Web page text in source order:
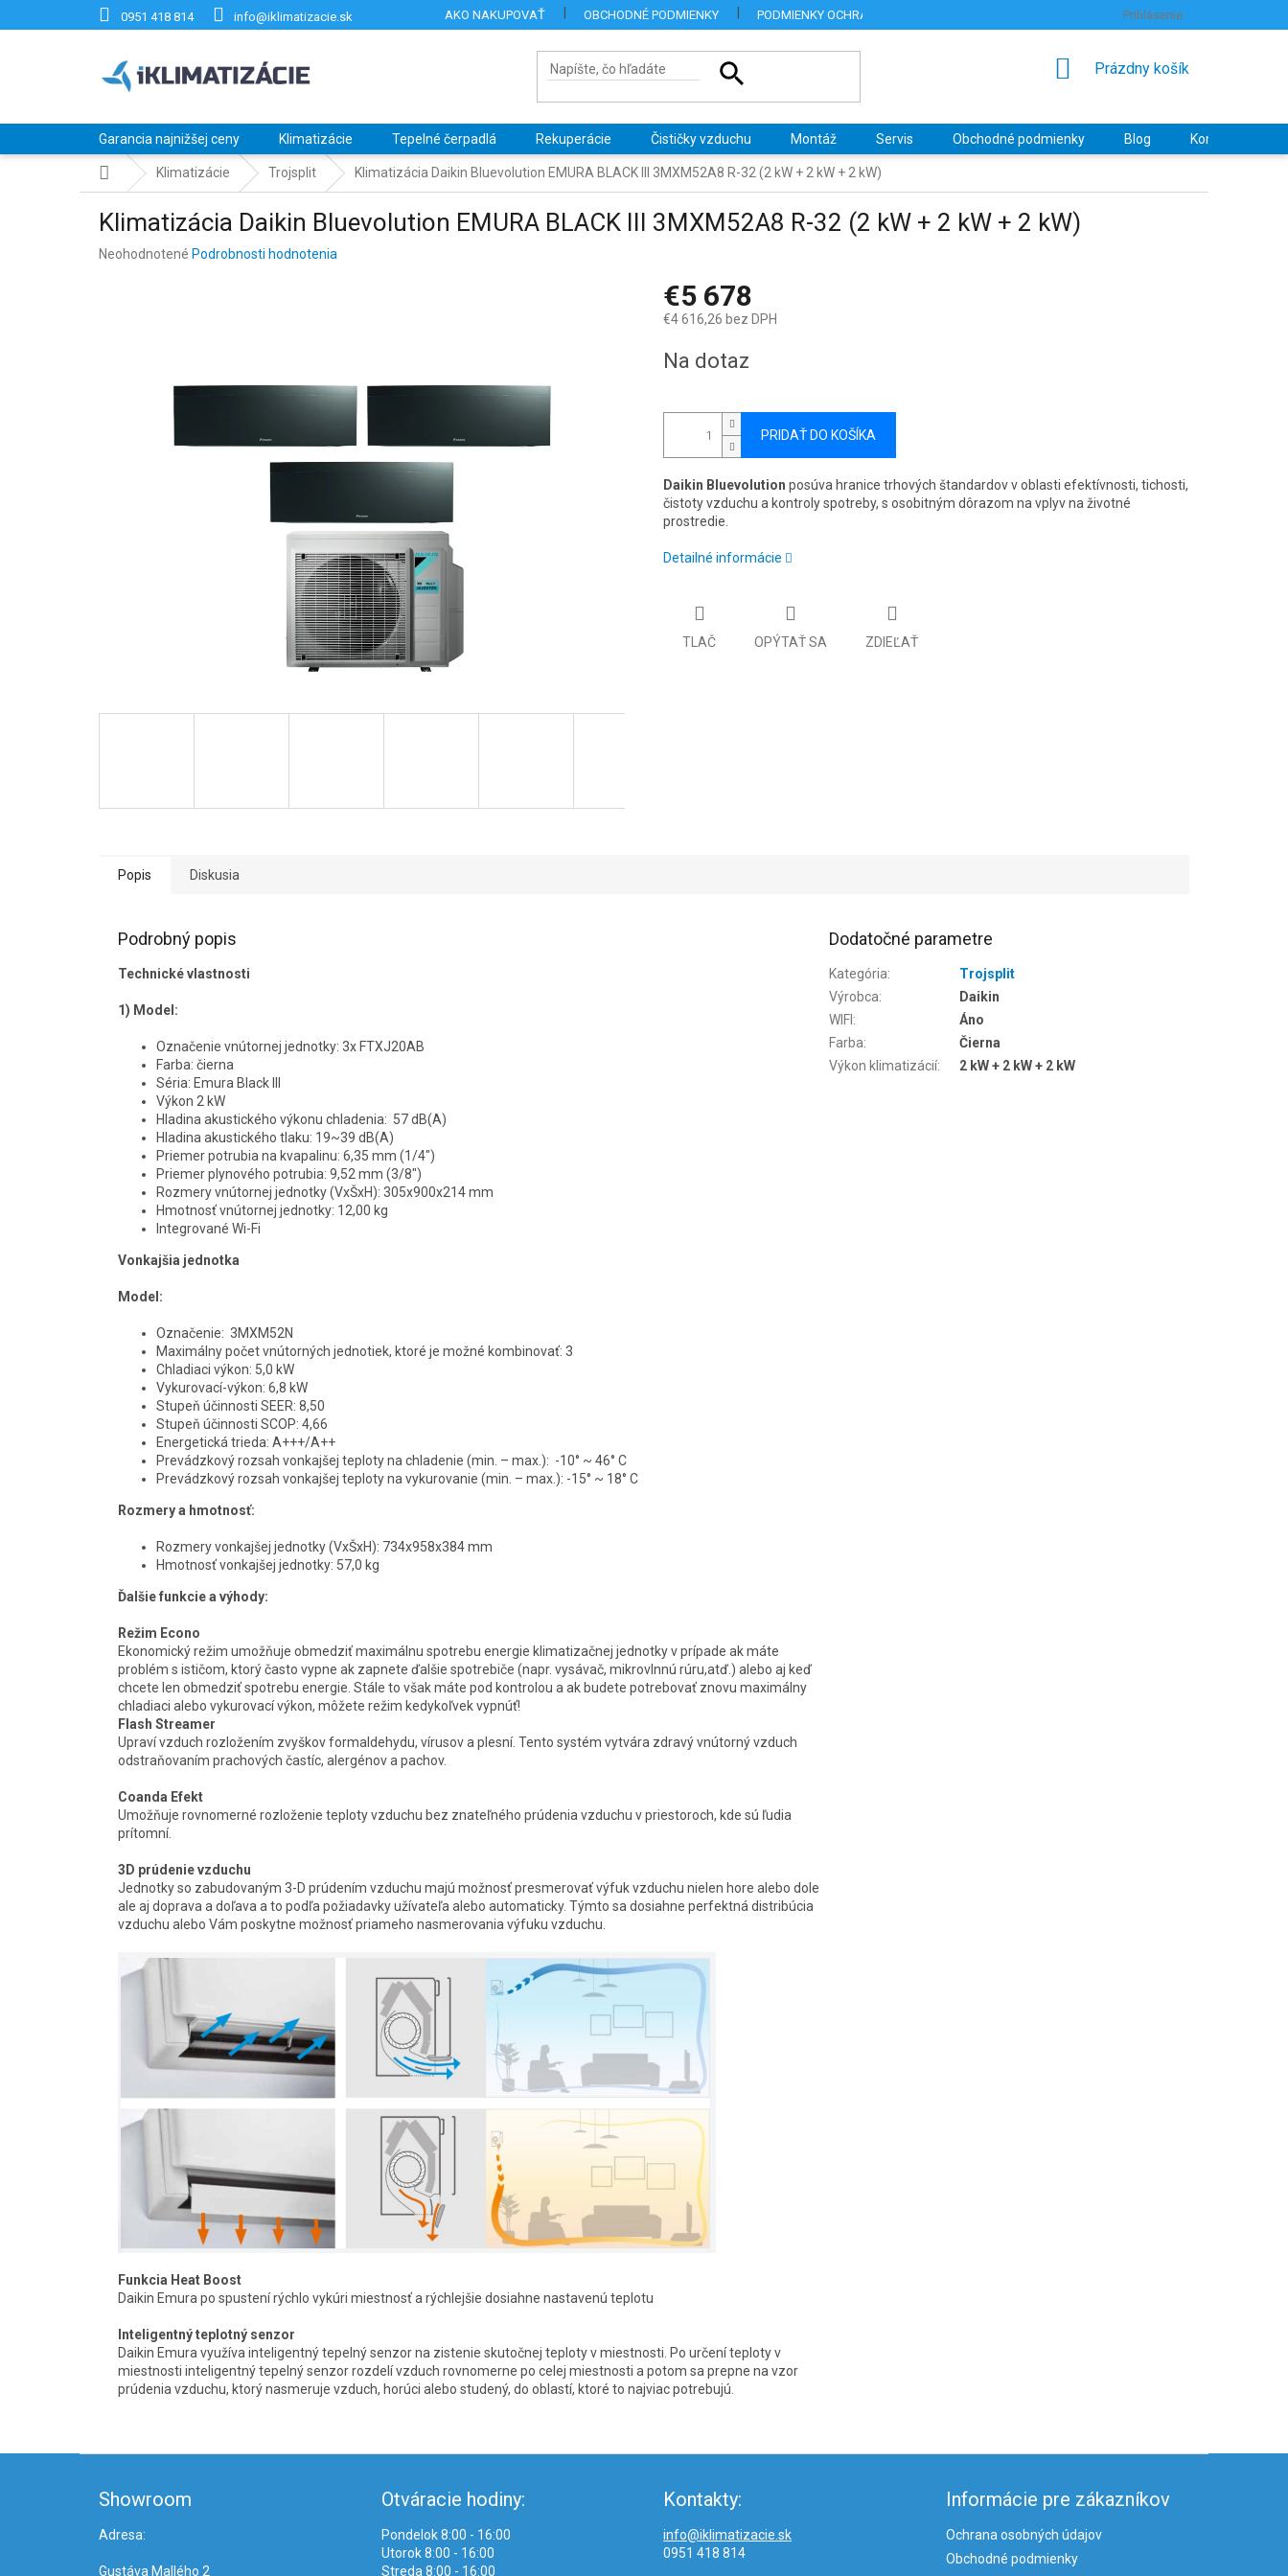
0951 418 814 info@iklimatizacie.sk AKO NAKUPOVAŤ OBCHODNÉ PODMIENKY PODMIENKY OCHRANY OSOBNÝCH ÚDAJOV HODNOTENIE OBCHODU
Prihlásenie
NÁKUPNÝ
Prázdny košík
Garancia najnižšej ceny Klimatizácie Tepelné čerpadlá Rekuperácie Čističky vzduchu Montáž Servis Obchodné podmienky Blog Kontakty
DomovKlimatizácie Trojsplit Klimatizácia Daikin Bluevolution EMURA BLACK III 3MXM52A8 R-32 (2 kW + 2 kW + 2 kW)
Klimatizácia Daikin Bluevolution EMURA BLACK III 3MXM52A8 R-32 (2 kW + 2 kW + 2 kW)
Priemerné
Neohodnotené Podrobnosti hodnotenia
€5 678
€4 616,26 bez DPH
cena:
Na dotaz
PRIDAŤ DO KOŠÍKA
Daikin Bluevolution posúva hranice trhových štandardov v oblasti efektívnosti, tichosti,
čistoty vzduchu a kontroly spotreby, s osobitným dôrazom na vplyv na životné
prostredie.
Detailné informácie
TLAČ OPÝTAŤ SA ZDIEĽAŤ
Popis Diskusia
Podrobný popis
Technické vlastnosti
1) Model:
Označenie vnútornej jednotky: 3x FTXJ20AB
Farba: čierna
Séria: Emura Black III
Výkon 2 kW
Hladina akustického výkonu chladenia: 57 dB(A)
Hladina akustického tlaku: 19~39 dB(A)
Priemer potrubia na kvapalinu: 6,35 mm (1/4")
Priemer plynového potrubia: 9,52 mm (3/8")
Rozmery vnútornej jednotky (VxŠxH): 305x900x214 mm
Hmotnosť vnútornej jednotky: 12,00 kg
Integrované Wi-Fi
Vonkajšia jednotka
Model:
Označenie: 3MXM52N
Maximálny počet vnútorných jednotiek, ktoré je možné kombinovať: 3
Chladiaci výkon: 5,0 kW
Vykurovací-výkon: 6,8 kW
Stupeň účinnosti SEER: 8,50
Stupeň účinnosti SCOP: 4,66
Energetická trieda: A+++/A++
Prevádzkový rozsah vonkajšej teploty na chladenie (min. – max.): -10° ~ 46° C
Prevádzkový rozsah vonkajšej teploty na vykurovanie (min. – max.): -15° ~ 18° C
Rozmery a hmotnosť:
Rozmery vonkajšej jednotky (VxŠxH): 734x958x384 mm
Hmotnosť vonkajšej jednotky: 57,0 kg
Ďalšie funkcie a výhody:
Režim Econo
Ekonomický režim umožňuje obmedziť maximálnu spotrebu energie klimatizačnej jednotky v prípade ak máte
problém s ističom, ktorý často vypne ak zapnete ďalšie spotrebiče (napr. vysávač, mikrovlnnú rúru,atď.) alebo aj keď
chcete len obmedziť spotrebu energie. Stále to však máte pod kontrolou a ak budete potrebovať znovu maximálny
chladiaci alebo vykurovací výkon, môžete režim kedykoľvek vypnúť!
Flash Streamer
Upraví vzduch rozložením zvyškov formaldehydu, vírusov a plesní. Tento systém vytvára zdravý vnútorný vzduch
odstraňovaním prachových častíc, alergénov a pachov.
Coanda Efekt
Umožňuje rovnomerné rozloženie teploty vzduchu bez znateľného prúdenia vzduchu v priestoroch, kde sú ľudia
prítomní.
3D prúdenie vzduchu
Jednotky so zabudovaným 3-D prúdením vzduchu majú možnosť presmerovať výfuk vzduchu nielen hore alebo dole
ale aj doprava a doľava a to podľa požiadavky užívateľa alebo automaticky. Týmto sa dosiahne perfektná distribúcia
vzduchu alebo Vám poskytne možnosť priameho nasmerovania výfuku vzduchu.
Funkcia Heat Boost
Daikin Emura po spustení rýchlo vykúri miestnosť a rýchlejšie dosiahne nastavenú teplotu
Inteligentný teplotný senzor
Daikin Emura využíva inteligentný tepelný senzor na zistenie skutočnej teploty v miestnosti. Po určení teploty v
miestnosti inteligentný tepelný senzor rozdelí vzduch rovnomerne po celej miestnosti a potom sa prepne na vzor
prúdenia vzduchu, ktorý nasmeruje vzduch, horúci alebo studený, do oblastí, ktoré to najviac potrebujú.
Dodatočné parametre
Kategória:
Trojsplit
Výrobca:
Daikin
WIFI :
Áno
Farba:
Čierna
Výkon klimatizácií: 2 kW + 2 kW + 2 kW
Showroom
Adresa:
Gustáva Mallého 2
Otváracie hodiny:
Pondelok 8:00 - 16:00
Utorok 8:00 - 16:00
Streda 8:00 - 16:00
Kontakty:
info@iklimatizacie.sk
0951 418 814
Informácie pre zákazníkov
Ochrana osobných údajov
Obchodné podmienky